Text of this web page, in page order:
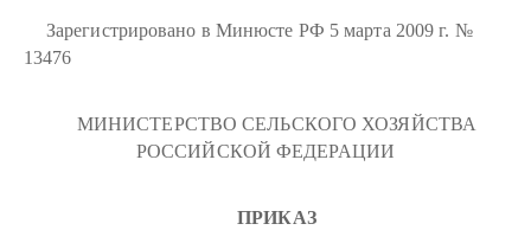
Зарегистрировано в Минюсте РФ 5 марта 2009 г. №
13476
МИНИСТЕРСТВО СЕЛЬСКОГО ХОЗЯЙСТВА
РОССИЙСКОЙ ФЕДЕРАЦИИ
ПРИКАЗ